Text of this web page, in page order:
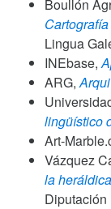
Boullón
Lingua
INEbase,
ARG,
lingüístico
Art-
Vázquez
la